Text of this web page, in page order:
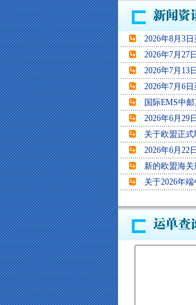
2026年8月3
2026年7月27
2026年7月13
2026年7月6日
国际EMS中
2026年6月29
关于欧盟正式
2026年6月22
新的欧盟海关
关于2026年